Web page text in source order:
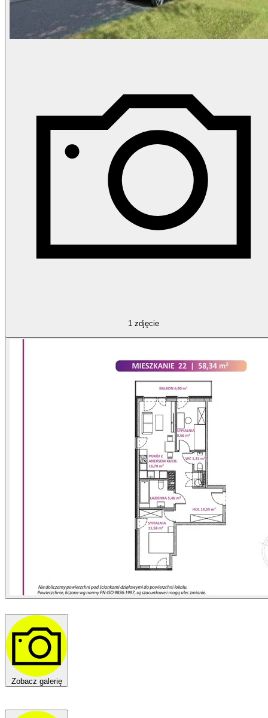
1 zdjęcie
Zobacz galerię